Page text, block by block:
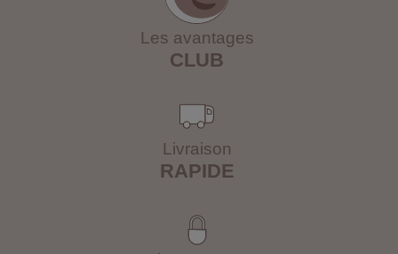
Les avantages
CLUB
Livraison
RAPIDE